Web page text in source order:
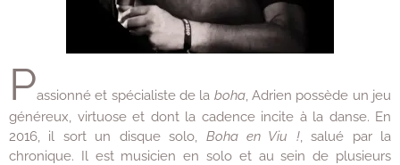
Passionné et spécialiste de la boha, Adrien possède un jeu
généreux, virtuose et dont la cadence incite à la danse. En
2016, il sort un disque solo, Boha en Viu !, salué par la
chronique. Il est musicien en solo et au sein de plusieurs